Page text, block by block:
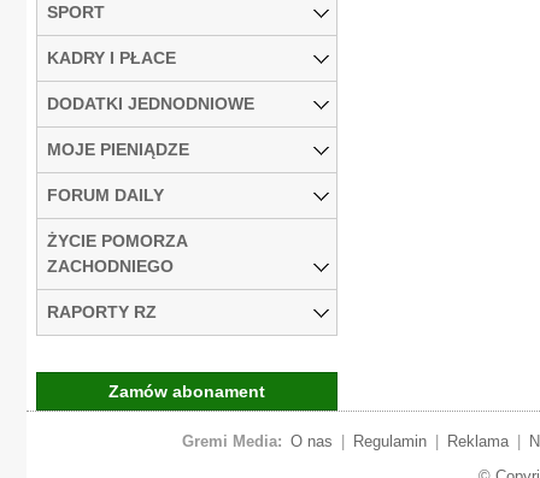
SPORT
KADRY I PŁACE
DODATKI JEDNODNIOWE
MOJE PIENIĄDZE
FORUM DAILY
ŻYCIE POMORZA
ZACHODNIEGO
RAPORTY RZ
Zamów abonament
Gremi Media: O nas Regulamin Reklama